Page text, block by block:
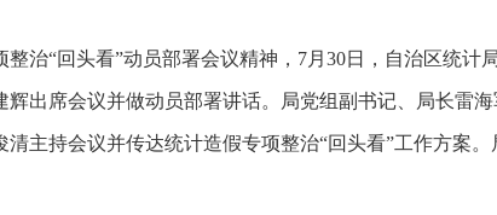
“回头看”动员部署会议精神，7月30日，自治区统计
出席会议并做动员部署讲话。局党组副书记、局长雷
主持会议并传达统计造假专项整治“回头看”工作方案